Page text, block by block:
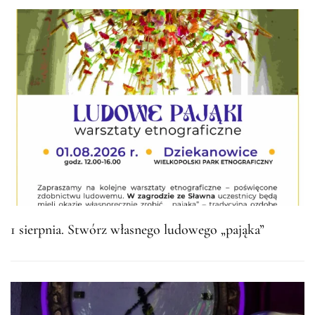
1 sierpnia. Stwórz własnego ludowego „pająka”